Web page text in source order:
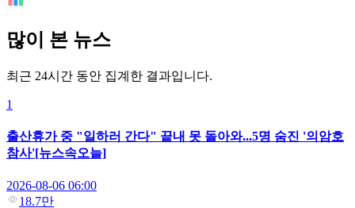
많이 본 뉴스
최근 24시간 동안 집계한 결과입니다.
1
출산휴가 중 "일하러 간다" 끝내 못 돌아와...5명 숨진 '의암호
참사'[뉴스속오늘]
2026-08-06 06:00
18.7만